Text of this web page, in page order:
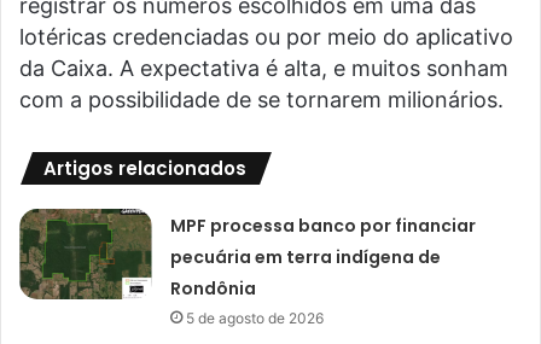
registrar os números escolhidos em uma das
lotéricas credenciadas ou por meio do aplicativo
da Caixa. A expectativa é alta, e muitos sonham
com a possibilidade de se tornarem milionários.
Artigos relacionados
MPF processa banco por financiar
pecuária em terra indígena de
Rondônia
5 de agosto de 2026